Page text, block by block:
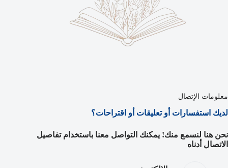
معلومات الإتصال
لديك استفسارات أو تعليقات أو اقتراحات؟
نحن هنا لنسمع منك! يمكنك التواصل معنا باستخدام تفاصيل
الاتصال أدناه